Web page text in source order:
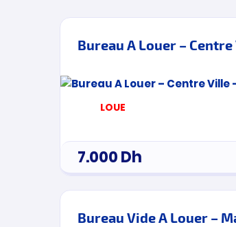
Bureau A Louer –
LOUE
7.000Dh
Bureau Vide A Louer –